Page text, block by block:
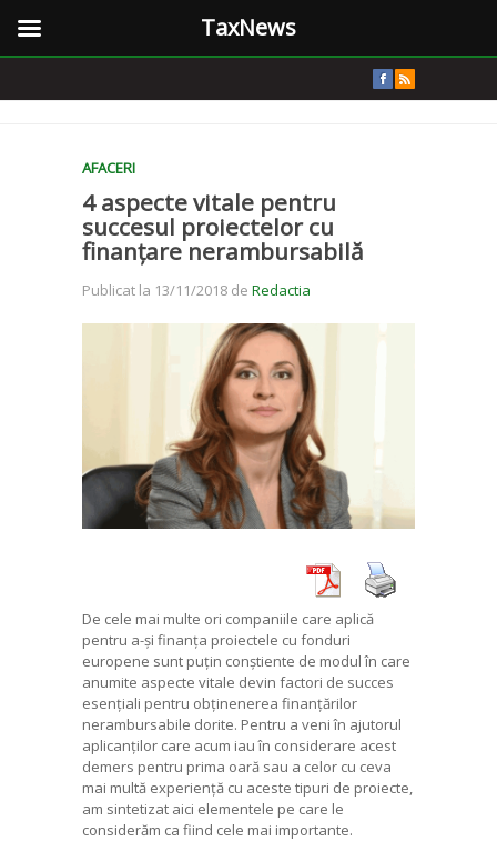
AFACERI
4 aspecte vitale pentru
succesul proiectelor cu
finanțare nerambursabilă
Publicat la 13/11/2018 de Redactia
De cele mai multe ori companiile care aplică
pentru a-și finanța proiectele cu fonduri
europene sunt puțin conștiente de modul în care
anumite aspecte vitale devin factori de succes
esențiali pentru obținenerea finanțărilor
nerambursabile dorite. Pentru a veni în ajutorul
aplicanților care acum iau în considerare acest
demers pentru prima oară sau a celor cu ceva
mai multă experiență cu aceste tipuri de proiecte,
am sintetizat aici elementele pe care le
considerăm ca fiind cele mai importante.
TaxNews